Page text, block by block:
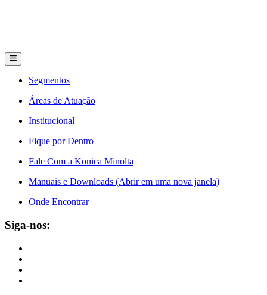
Segmentos
Áreas de Atuação
Institucional
Fique por Dentro
Fale Com a Konica Minolta
Manuais e Downloads (Abrir em uma nova janela)
Onde Encontrar
Siga-nos: